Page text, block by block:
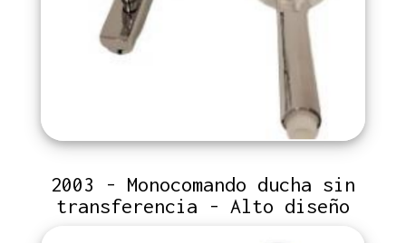
2003 - Monocomando ducha sin
transferencia - Alto diseño